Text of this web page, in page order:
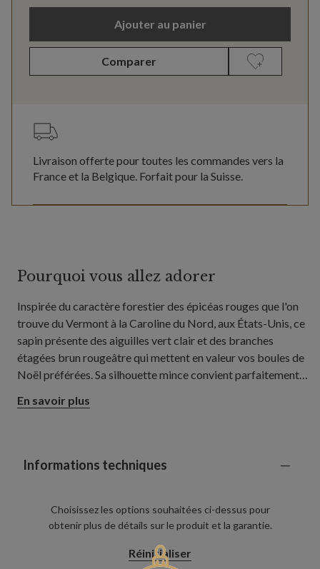
Ajouter au panier
Comparer
Livraison offerte pour toutes les commandes vers la
France et la Belgique. Forfait pour la Suisse.
Pourquoi vous allez adorer
Inspirée du caractère forestier des épicéas rouges que l'on
trouve du Vermont à la Caroline du Nord, aux États-Unis, ce
sapin présente des aiguilles vert clair et des branches
étagées brun rougeâtre qui mettent en valeur vos boules de
Noël préférées. Sa silhouette mince convient parfaitement
En savoir plus
Informations techniques
Choisissez les options souhaitées ci-dessus pour
obtenir plus de détails sur le produit et la garantie.
Réinitialiser